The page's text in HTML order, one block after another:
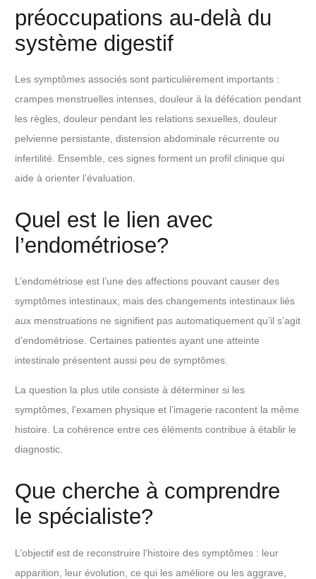
préoccupations au-delà du
système digestif
Les symptômes associés sont particulièrement importants :
crampes menstruelles intenses, douleur à la défécation pendant
les règles, douleur pendant les relations sexuelles, douleur
pelvienne persistante, distension abdominale récurrente ou
infertilité. Ensemble, ces signes forment un profil clinique qui
aide à orienter l’évaluation.
Quel est le lien avec
l’endométriose?
L’endométriose est l’une des affections pouvant causer des
symptômes intestinaux, mais des changements intestinaux liés
aux menstruations ne signifient pas automatiquement qu’il s’agit
d’endométriose. Certaines patientes ayant une atteinte
intestinale présentent aussi peu de symptômes.
La question la plus utile consiste à déterminer si les
symptômes, l’examen physique et l’imagerie racontent la même
histoire. La cohérence entre ces éléments contribue à établir le
diagnostic.
Que cherche à comprendre
le spécialiste?
L’objectif est de reconstruire l’histoire des symptômes : leur
apparition, leur évolution, ce qui les améliore ou les aggrave,